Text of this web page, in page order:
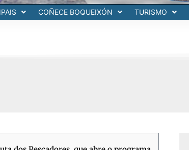
COÑECE BOQUEIXÓN TURISMO